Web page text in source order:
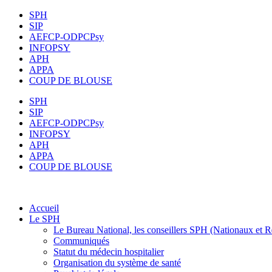
Aller
contenu
SPH
SIP
AEFCP-ODPCPsy
INFOPSY
APH
APPA
COUP DE BLOUSE
SPH
SIP
AEFCP-ODPCPsy
INFOPSY
APH
APPA
COUP DE BLOUSE
Accueil
Le SPH
Le Bureau National, les conseillers SPH (Nationaux et
Communiqués
Statut du médecin hospitalier
Organisation du système de santé